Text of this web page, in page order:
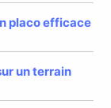
placo efficace
un terrain